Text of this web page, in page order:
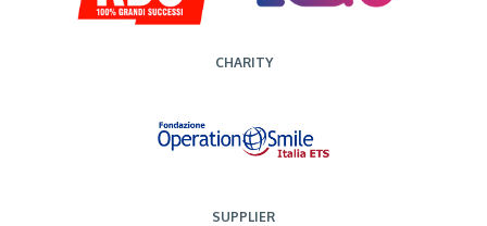
CHARITY
SUPPLIER